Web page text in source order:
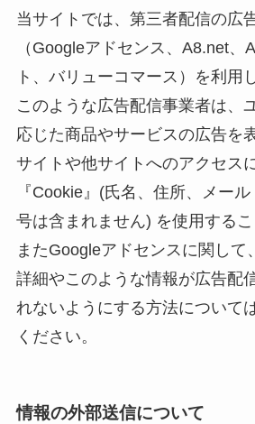
当サイトでは、第三者配信の広
（Googleアドセンス、A8.net、
ト、バリューコマース）を利用
このような広告配信事業者は、
応じた商品やサービスの広告を
サイトや他サイトへのアクセス
『Cookie』(氏名、住所、メー
号は含まれません) を使用するこ
またGoogleアドセンスに関して
詳細やこのような情報が広告配
れないようにする方法については
ください。
情報の外部送信について